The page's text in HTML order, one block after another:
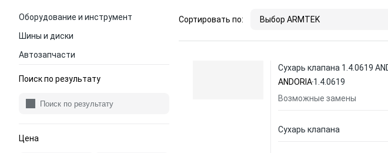
Оборудование и инструмент
Шины и диски
Автозапчасти
Поиск по результату
Цена
Сортировать по: Выбор ARMTEK
Сухарь клапана 1.4.0619
ANDORIA1.4.0619
Возможные замены
Сухарь клапана